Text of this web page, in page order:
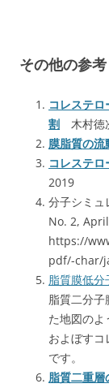
その他の参考
コレステ
割 木村
膜脂質の
コレステ
2019
分子シミュ
No. 2,
https://
pdf/-char/
脂質膜低分
脂質二分子
た地図の
およぼす
です。
脂質二重